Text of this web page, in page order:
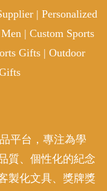
| Personalized
| Custom Sports
Gifts | Outdoor
平台，專注為學
質、個性化的紀念
製化文具、獎牌獎